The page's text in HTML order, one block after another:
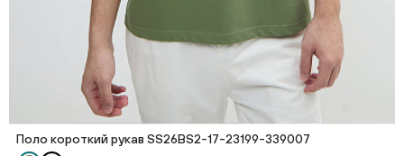
Поло короткий рукав SS26BS2-17-23199-339007